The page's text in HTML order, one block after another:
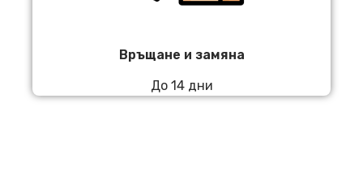
Връщане и замяна
До 14 дни